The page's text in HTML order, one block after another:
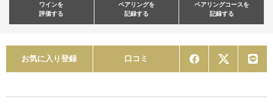
ワインを
評価する
ペアリングを
記録する
ペアリングコースを
記録する
お気に入り登録 口コミ